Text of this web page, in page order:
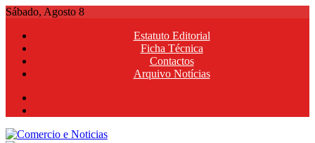
Skip
content
Sábado, Agosto 8
Estatuto Editorial
Ficha Técnica
Contactos
Arquivo Notícias